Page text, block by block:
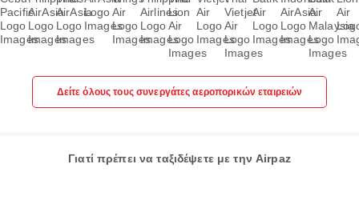
Δείτε όλους τους συνεργάτες αεροπορικών εταιρειών
Γιατί πρέπει να ταξιδέψετε με την Airpaz